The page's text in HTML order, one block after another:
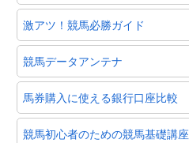
激アツ！競馬必勝ガイド
競馬データアンテナ
馬券購入に使える銀行口座比較
競馬初心者のための競馬基礎講座